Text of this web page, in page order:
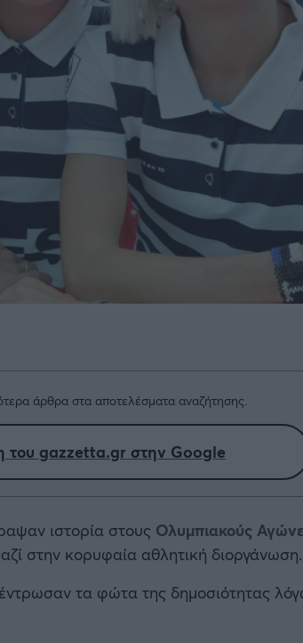
άρθρα στα αποτελέσματα αναζήτησης.
του gazzetta.gr στην Google
ιστορία στους Ολυμπιακούς
στην κορυφαία αθλητική διοργάνωση.
τα φώτα της δημοσιότητας λόγω